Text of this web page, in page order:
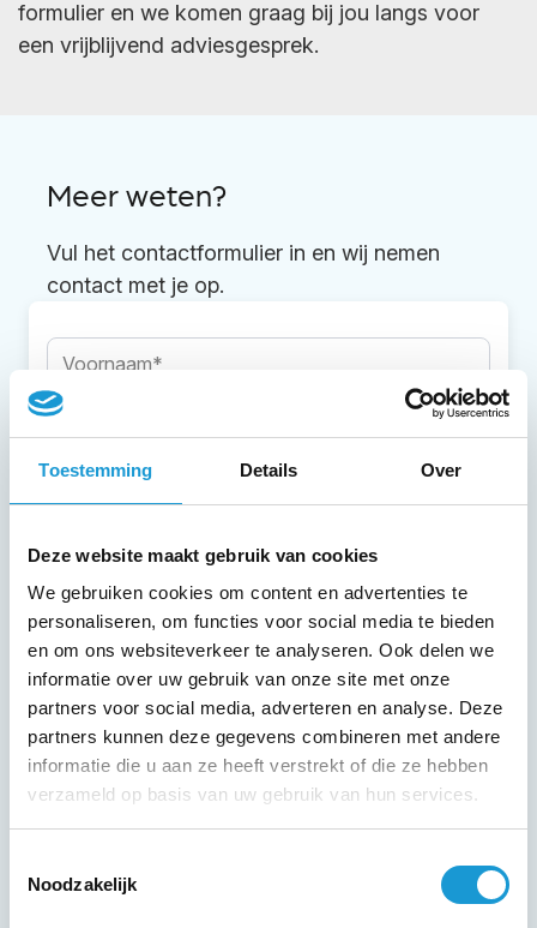
Toestemming Details Over
Deze website maakt gebruik van cookies
We gebruiken cookies om content en advertenties te
personaliseren, om functies voor social media te bieden
en om ons websiteverkeer te analyseren. Ook delen we
informatie over uw gebruik van onze site met onze
partners voor social media, adverteren en analyse. Deze
partners kunnen deze gegevens combineren met andere
informatie die u aan ze heeft verstrekt of die ze hebben
verzameld op basis van uw gebruik van hun services.
Noodzakelijk
formulier en we komen graag bij jou langs voor
een vrijblijvend adviesgesprek.
Meer weten?
Vul het contactformulier in en wij nemen
contact met je op.
Voornaam
Achternaam
Ik ga akkoord met het